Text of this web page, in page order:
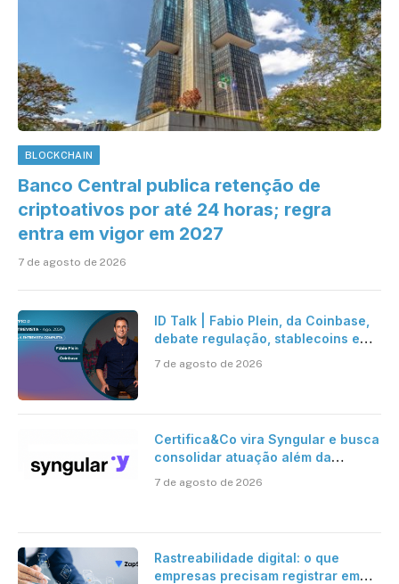
BLOCKCHAIN
Banco Central publica retenção de
criptoativos por até 24 horas; regra
entra em vigor em 2027
7 de agosto de 2026
ID Talk | Fabio Plein, da Coinbase,
debate regulação, stablecoins e
7 de agosto de 2026
Certifica&Co vira Syngular e busca
consolidar atuação além da
7 de agosto de 2026
Rastreabilidade digital: o que
empresas precisam registrar em